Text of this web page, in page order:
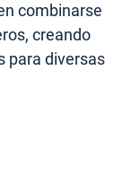
combinarse
creando
para diversas